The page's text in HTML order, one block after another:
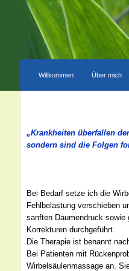
Willkommen Über mich
„Krankheiten überfallen
sondern sind die Folgen
Bei Bedarf setze ich die
Fehlbelastung verschieben
sanften Daumendruck sowie
Korrekturen durchgeführt.
Die Therapie ist benannt
Bei Patienten mit
Wirbelsäulenmassage an.